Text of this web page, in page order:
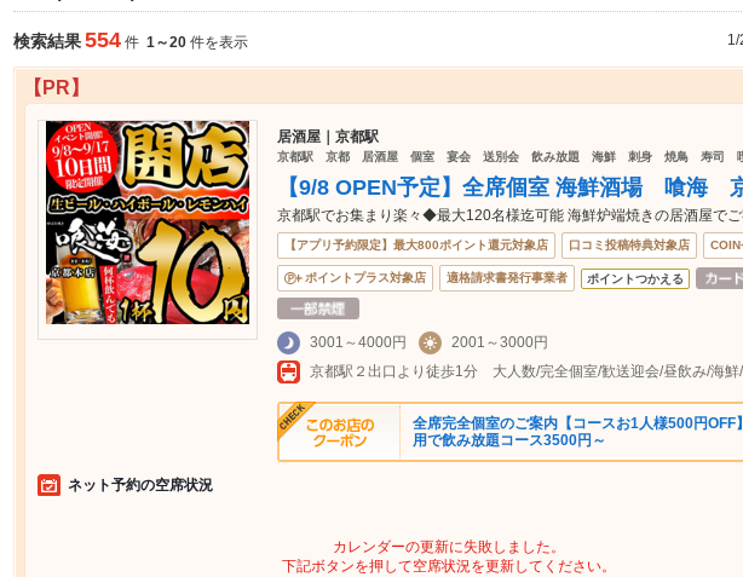
検索結果554 件 1～20 件を表示 1/
【PR】
居酒屋｜京都駅
京都駅 京都 居酒屋 個室 宴会 送別会 飲み放題 海鮮 刺身 焼鳥 寿司
【9/8 OPEN予定】全席個室 海鮮酒場 喰海
京都駅でお集まり楽々◆最大120名様迄可能 海鮮炉端焼きの居酒屋でご
【アプリ予約限定】最大800ポイント還元対象店 口コミ投稿特典対象店
ポイントプラス対象店 適格請求書発行事業者 ポイントつかえる
3001～4000円
2001～3000円
全席完全個室のご案内【コースお1人様500円OFF
用で飲み放題コース3500円～
ネット予約の空席状況
カレンダーの更新に失敗しました。
下記ボタンを押して空席状況を更新してください。